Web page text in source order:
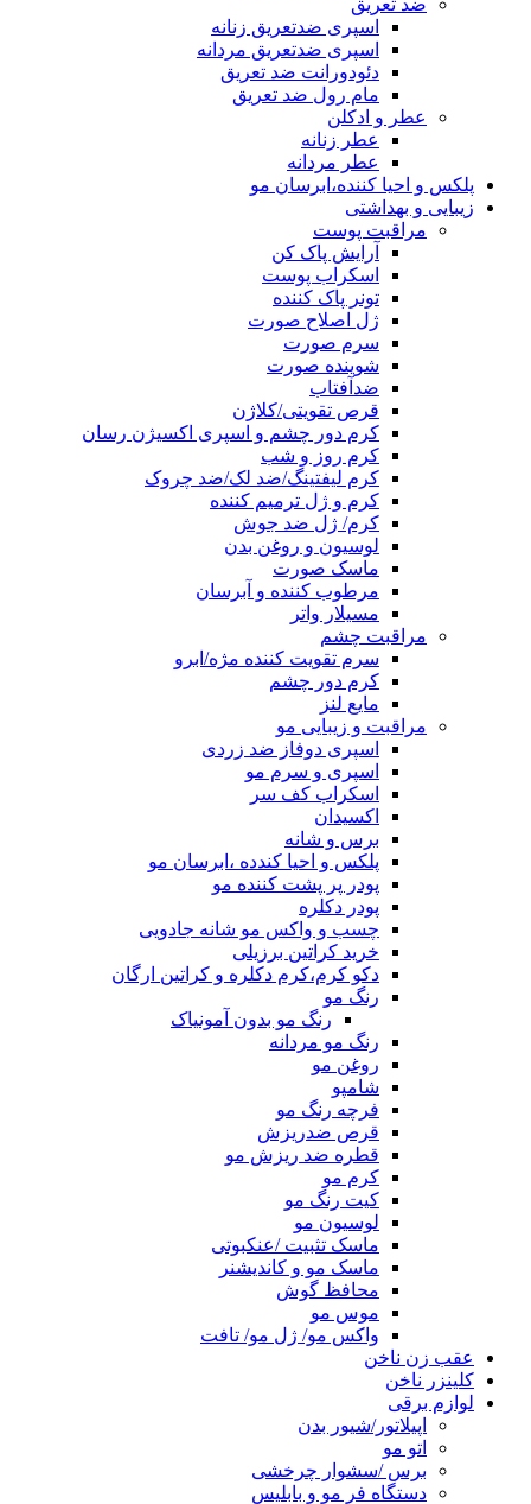
ضد تعریق
اسپری ضدتعریق زنانه
اسپری ضدتعریق مردانه
دئودورانت ضد تعریق
مام رول ضد تعریق
عطر و ادکلن
عطر زنانه
عطر مردانه
پلکس و احیا کننده،ابرسان مو
زیبایی و بهداشتی
مراقبت پوست
آرایش پاک کن
اسکراب پوست
تونر پاک کننده
ژل اصلاح صورت
سرم صورت
شوینده صورت
ضدآفتاب
قرص تقویتی/کلاژن
کرم دور چشم و اسپری اکسیژن رسان
کرم روز و شب
کرم لیفتینگ/ضد لک/ضد چروک
کرم و ژل ترمیم کننده
کرم/ ژل ضد جوش
لوسیون و روغن بدن
ماسک صورت
مرطوب کننده و آبرسان
مسیلار واتر
مراقبت چشم
سرم تقویت کننده مژه/ابرو
کرم دور چشم
مایع لنز
مراقبت و زیبایی مو
اسپری دوفاز ضد زردی
اسپری و سرم مو
اسکراب کف سر
اکسیدان
برس و شانه
پلکس و احیا کندده ،ابرسان مو
پودر پر پشت کننده مو
پودر دکلره
چسب و واکس مو شانه جادویی
خرید کراتین برزیلی
دکو کرم،کرم دکلره و کراتین ارگان
رنگ مو
رنگ مو بدون آمونیاک
رنگ مو مردانه
روغن مو
شامپو
فرچه رنگ مو
قرص ضدریزش
قطره ضد ریزش مو
کرم مو
کیت رنگ مو
لوسیون مو
ماسک تثبیت /عنکبوتی
ماسک مو و کاندیشنر
محافظ گوش
موس مو
واکس مو/ ژل مو/ تافت
عقب زن ناخن
کلینزر ناخن
لوازم برقی
اپیلاتور/شیور بدن
اتو مو
برس /سشوار چرخشی
دستگاه فر مو و بابلیس